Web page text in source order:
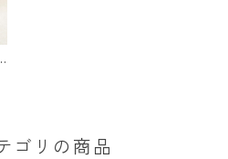
ゴリの商品